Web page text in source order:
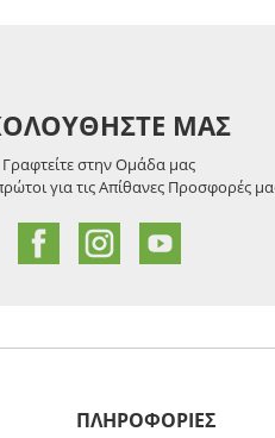
ΜΑΣ
Γραφτείτε στην Ομάδα μας
για τις Απίθανες Προσφορές
ΠΛΗΡΟΦΟΡΙΕΣ